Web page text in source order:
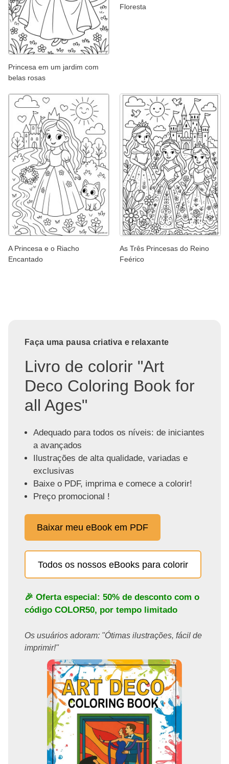
Princesa em um jardim com
belas rosas
Floresta
A Princesa e o Riacho
Encantado
As Três Princesas do Reino
Feérico
Faça uma pausa criativa e relaxante
Livro de colorir "Art
Deco Coloring Book for
all Ages"
Adequado para todos os níveis: de iniciantes
a avançados
Ilustrações de alta qualidade, variadas e
exclusivas
Baixe o PDF, imprima e comece a colorir!
Preço promocional !
Baixar meu eBook em PDF
Todos os nossos eBooks para colorir
🎉 Oferta especial: 50% de desconto com o
código COLOR50, por tempo limitado
Os usuários adoram: "Ótimas ilustrações, fácil de
imprimir!"